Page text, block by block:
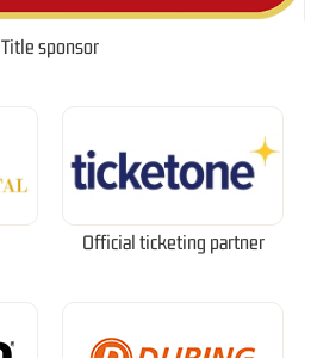
Title sponsor
Official ticketing partner